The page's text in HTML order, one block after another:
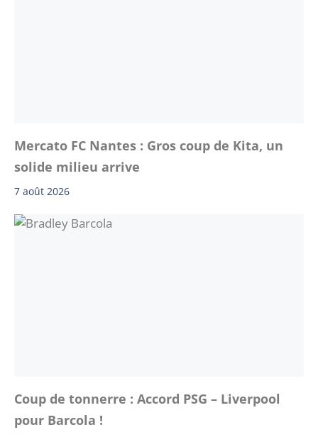
Mercato FC Nantes : Gros coup de Kita, un
solide milieu arrive
7 août 2026
Coup de tonnerre : Accord PSG – Liverpool
pour Barcola !